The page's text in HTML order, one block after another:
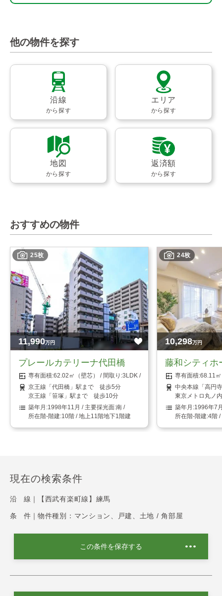
他の物件を探す
沿線
から探す
エリア
から探す
地図
から探す
返済額
から探す
おすすめの物件
25枚
11,990万円
プレールカテリーナ代田橋
62.02㎡（壁芯）
3LDK
京王線「代田橋」駅まで 徒歩5分
京王線「笹塚」駅まで 徒歩10分
1998年11月
南
10階 / 地上11階地下1階建
24枚
10,298万円
藤和シティホ
68.11
中央本線「高円
東京メトロ丸ノ
1996年7
4階 /
現在の検索条件
沿 線｜ 【西武有楽町線】練馬
条 件｜ 物件種別：マンション、戸建、土地 / 角部屋
この条件を保存する